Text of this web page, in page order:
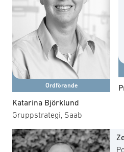
Gruppen verkar inom ramen
och projekt, med möten för
beredning av samarbeten.
Ordförande
Katarina Björklund
Gruppstrategi, Saab